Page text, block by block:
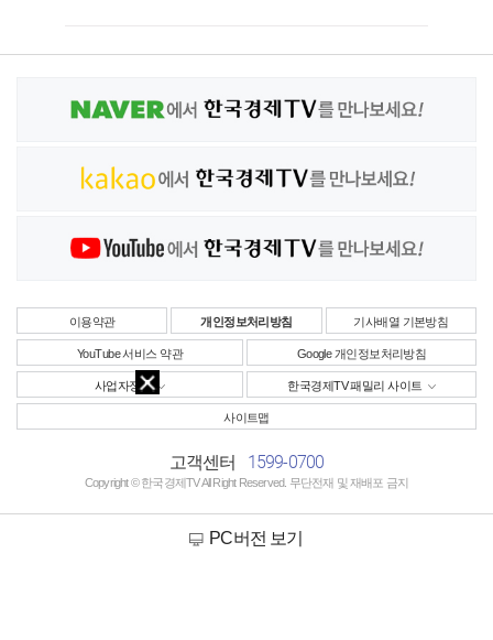
이용약관 개인정보처리방침 기사배열 기본방침
YouTube 서비스 약관 Google 개인정보처리방침
사업자정보 한국경제TV 패밀리 사이트
사이트맵
고객센터 1599-0700
Copyright © 한국경제TV All Right Reserved. 무단전재 및 재배포 금지
PC버전 보기